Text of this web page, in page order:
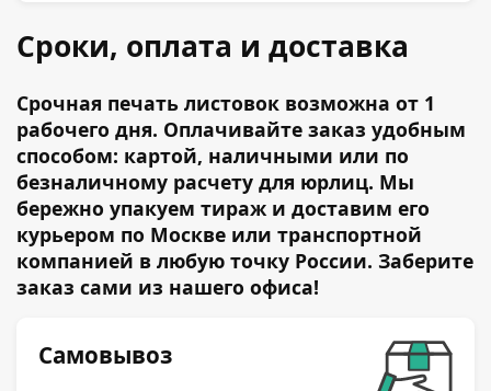
Сроки, оплата и доставка
Срочная печать листовок возможна от 1
рабочего дня. Оплачивайте заказ удобным
способом: картой, наличными или по
безналичному расчету для юрлиц. Мы
бережно упакуем тираж и доставим его
курьером по Москве или транспортной
компанией в любую точку России. Заберите
заказ сами из нашего офиса!
Самовывоз